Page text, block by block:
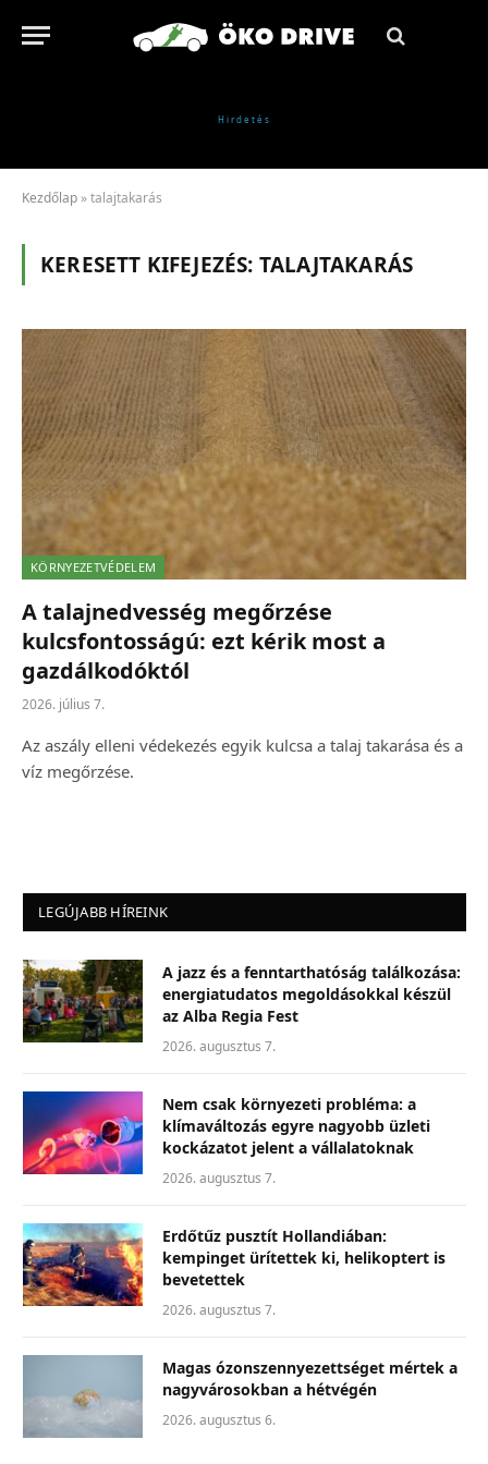
Kezdőlap »talajtakarás
KERESETT KIFEJEZÉS: TALAJTAKARÁS
KÖRNYEZETVÉDELEM
A talajnedvesség megőrzése
kulcsfontosságú: ezt kérik most a
gazdálkodóktól
2026. július 7.
Az aszály elleni védekezés egyik kulcsa a talaj takarása és a
víz megőrzése.
LEGÚJABB HÍREINK
A jazz és a fenntarthatóság találkozása:
energiatudatos megoldásokkal készül
az Alba Regia Fest
2026. augusztus 7.
Nem csak környezeti probléma: a
klímaváltozás egyre nagyobb üzleti
kockázatot jelent a vállalatoknak
2026. augusztus 7.
Erdőtűz pusztít Hollandiában:
kempinget ürítettek ki, helikoptert is
bevetettek
2026. augusztus 7.
Magas ózonszennyezettséget mértek a
nagyvárosokban a hétvégén
2026. augusztus 6.